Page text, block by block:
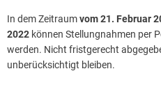
In dem Zeitraumvom 21. Februar
2022 können Stellungnahmen per
werden. Nicht fristgerecht
unberücksichtigt bleiben.